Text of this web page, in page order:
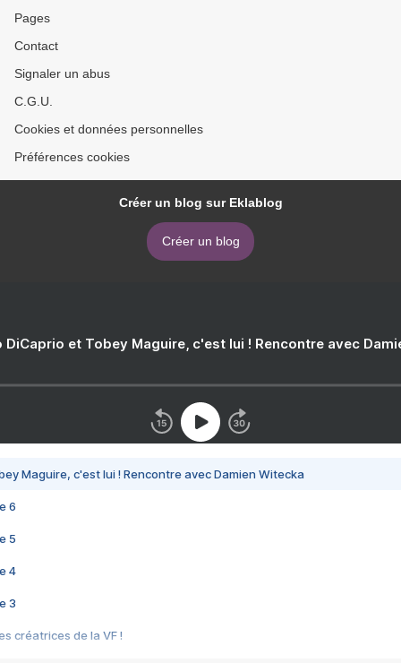
Pages
Contact
Signaler un abus
C.G.U.
Cookies et données personnelles
Préférences cookies
Créer un blog sur Eklablog
Créer un blog
DiCaprio et Tobey Maguire, c'est lui ! Rencontre avec
Maguire, c'est lui ! Rencontre avec Damien Witecka
6
5
4
3
créatrices de la VF !